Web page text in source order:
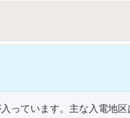
ています。主な入電地区